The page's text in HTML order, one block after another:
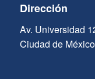
Dirección
Av. Universidad
Ciudad de